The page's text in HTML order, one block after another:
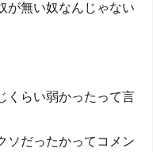
が無い奴なんじゃない
くらい弱かったって言
ソだったかってコメン